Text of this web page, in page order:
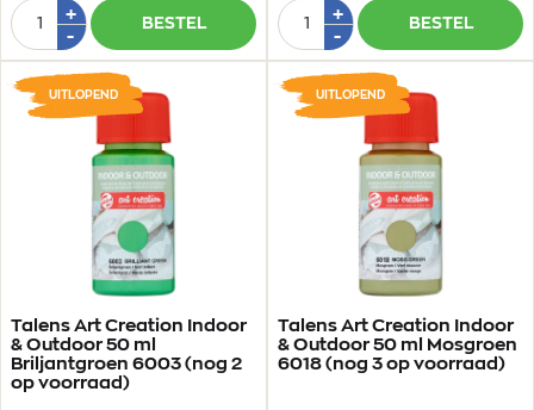
Aantal
+Plus
-Min
1
BESTEL
Aantal
+Plus
-Min
1
BESTEL
Talens Art Creation Indoor
& Outdoor 50 ml
Briljantgroen 6003 (nog 2
op voorraad)
UITLOPEND
Talens Art Creation Indoor
& Outdoor 50 ml Mosgroen
6018 (nog 3 op voorraad)
UITLOPEND